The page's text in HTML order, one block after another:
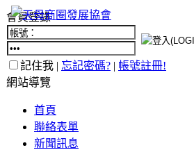
會員登錄
記住我 | 忘記密碼? | 帳號註冊!
網站導覽
首頁
聯絡表單
新聞訊息